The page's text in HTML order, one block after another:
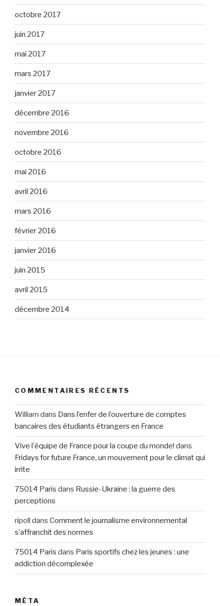
octobre 2017
juin 2017
mai 2017
mars 2017
janvier 2017
décembre 2016
novembre 2016
octobre 2016
mai 2016
avril 2016
mars 2016
février 2016
janvier 2016
juin 2015
avril 2015
décembre 2014
COMMENTAIRES RÉCENTS
William dans Dans l’enfer de l’ouverture de comptes
bancaires des étudiants étrangers en France
Vive l'équipe de France pour la coupe du monde! dans
Fridays for future France, un mouvement pour le climat qui
irrite
75014 Paris dans Russie-Ukraine : la guerre des
perceptions
ripoll dans Comment le journalisme environnemental
s’affranchit des normes
75014 Paris dans Paris sportifs chez les jeunes : une
addiction décomplexée
MÉTA